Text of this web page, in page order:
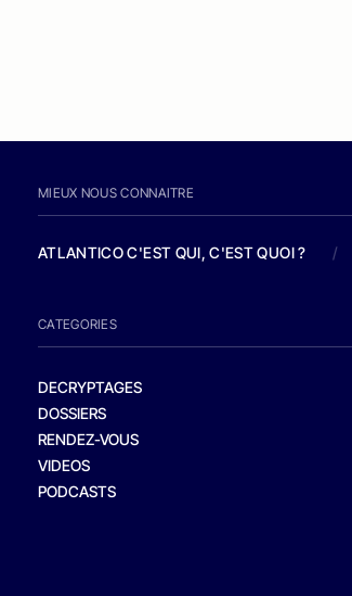
MIEUX NOUS CONNAITRE
ATLANTICO C'EST QUI, C'EST QUOI ? /
CATEGORIES
DECRYPTAGES
DOSSIERS
RENDEZ-VOUS
VIDEOS
PODCASTS